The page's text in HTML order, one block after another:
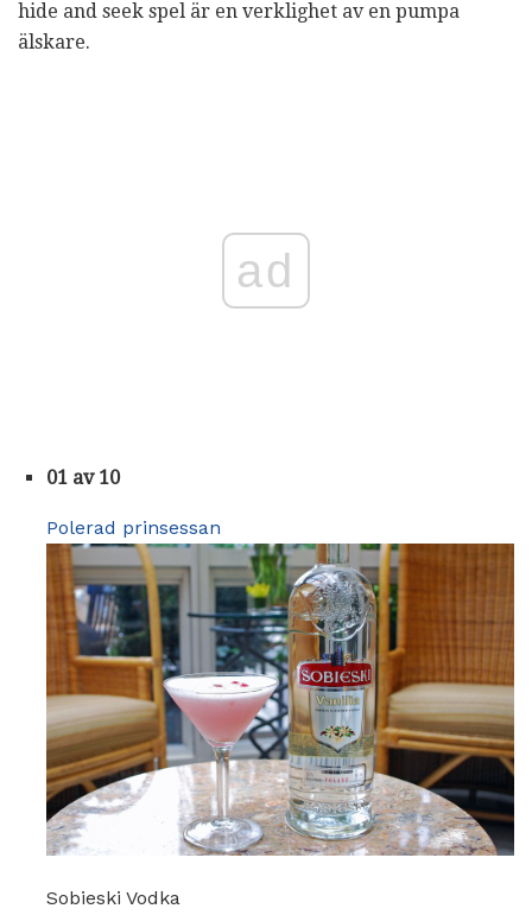
hide and seek spel är en verklighet av en pumpa
älskare.
ad
01 av 10
Polerad prinsessan
Sobieski Vodka